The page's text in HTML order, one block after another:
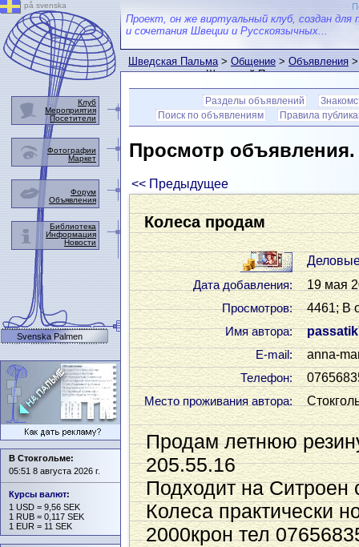
Проект, он же виртуальный клуб, создан для
и сочетания Швеции и Русскоязычных...
Шведская Пальма>Общение>Объявления>
пользователем Шведской Пальмы
Разделы объявлений
Поиск по объявлениям
Правила
Просмотр
<< Предыдущее
Колеса продам
Дата добавления: 19 мая
Просмотров: 4461; В
Имя автора:
Е-mail: anna-
Телефон:
Место проживания автора:
Продам летнюю
205.55.16
Подходит на Ситроен
Колеса практически
2000крон тел
på svenska
Клуб
Мероприятия
Посетители
Фотографии
Маркет
Форум
Объявления
Библиотека
Информация
Новости
Svenska Palmen
В Стокгольме:
05:51 8 августа 2026 г.
Курсы валют:
1 USD = 9,56 SEK
1 RUB = 0,117 SEK
1 EUR = 11 SEK